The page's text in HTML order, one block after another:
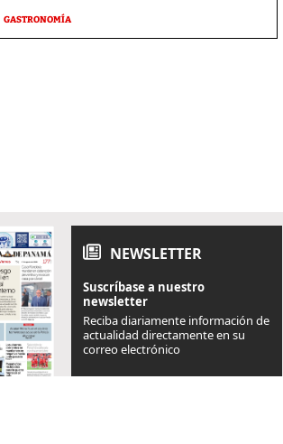
GASTRONOMÍA
NEWSLETTER
Suscríbase a nuestro
newsletter
Reciba diariamente información de
actualidad directamente en su
correo electrónico